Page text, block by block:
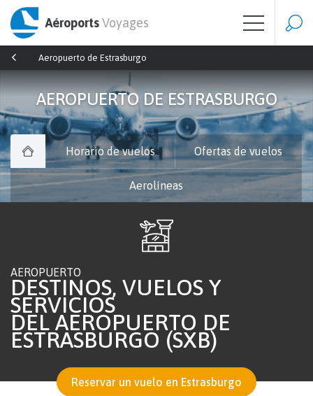
AéroportsVoyages
Aeropuerto de Estrasburgo
AEROPUERTO DE ESTRASBURGO
Horario de vuelos Ofertas de vuelos
Aerolíneas
AEROPUERTO
DESTINOS, VUELOS Y
SERVICIOS
DEL AEROPUERTO DE
ESTRASBURGO (SXB)
Reservar un vuelo en Estrasburgo